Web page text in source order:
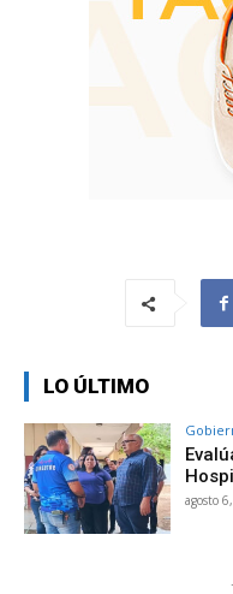
LO ÚLTIMO
agosto